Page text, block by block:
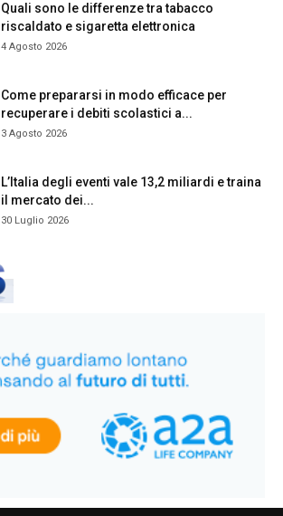
Quali sono le differenze tra tabacco
riscaldato e sigaretta elettronica
4 Agosto 2026
Come prepararsi in modo efficace per
recuperare i debiti scolastici a...
3 Agosto 2026
L’Italia degli eventi vale 13,2 miliardi e traina
il mercato dei...
30 Luglio 2026